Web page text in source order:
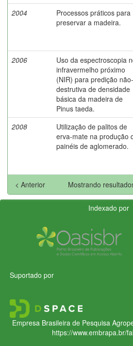
2004
Processos práticos para
preservar a madeira.
2006
Uso da espectroscopia
infravermelho próximo
(NIR) para predição não-
destrutiva de densidade
básica da madeira de
Pinus taeda.
2008
Utilização de palitos de
erva-mate na produção
painéis de aglomerado.
Mostrando
< Anterior
Indexado por
Suportado por
Empresa Brasileira de Pesquisa
https://www.embrapa.br/